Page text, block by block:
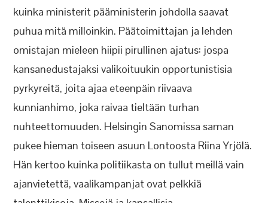
kuinka ministerit pääministerin johdolla saavat
puhua mitä milloinkin. Päätoimittajan ja lehden
omistajan mieleen hiipii pirullinen ajatus: jospa
kansanedustajaksi valikoituukin opportunistisia
pyrkyreitä, joita ajaa eteenpäin riivaava
kunnianhimo, joka raivaa tieltään turhan
nuhteettomuuden. Helsingin Sanomissa saman
pukee hieman toiseen asuun Lontoosta Riina Yrjölä.
Hän kertoo kuinka politiikasta on tullut meillä vain
ajanvietettä, vaalikampanjat ovat pelkkiä